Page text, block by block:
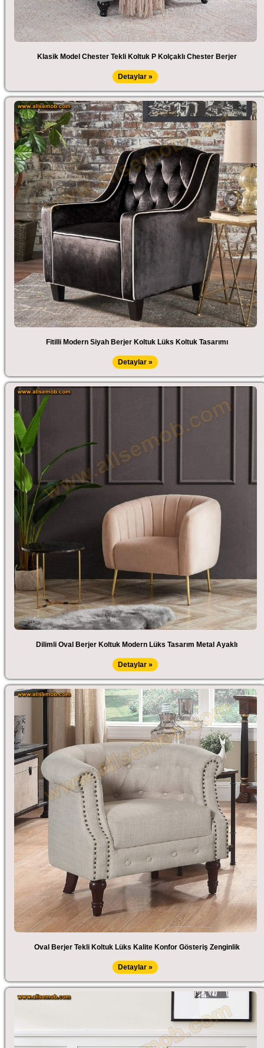
Klasik Model Chester Tekli Koltuk P Kolçaklı Chester Berjer
Detaylar »
Fitilli Modern Siyah Berjer Koltuk Lüks Koltuk Tasarımı
Detaylar »
Dilimli Oval Berjer Koltuk Modern Lüks Tasarım Metal Ayaklı
Detaylar »
Oval Berjer Tekli Koltuk Lüks Kalite Konfor Gösteriş Zenginlik
Detaylar »